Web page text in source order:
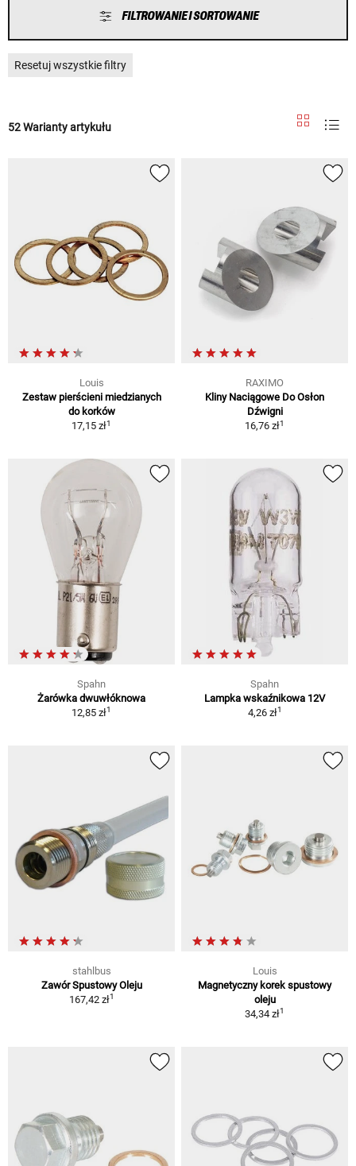
FILTROWANIE I SORTOWANIE
Resetuj wszystkie filtry
52 Warianty artykułu
Louis
Zestaw pierścieni miedzianych
do korków
17,15 zł1
RAXIMO
Kliny Naciągowe Do Osłon
Dźwigni
16,76 zł1
Spahn
Żarówka dwuwłóknowa
12,85 zł1
Spahn
Lampka wskaźnikowa 12V
4,26 zł1
stahlbus
Zawór Spustowy Oleju
167,42 zł1
Louis
Magnetyczny korek spustowy
oleju
34,34 zł1